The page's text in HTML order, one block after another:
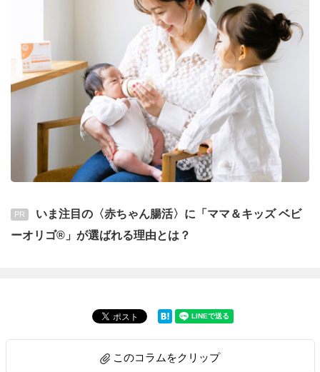
PR
いま注目の〈赤ちゃん腸活〉に「ママ＆キッズ ベビ
ーオリゴ®」が選ばれる理由とは？
このコラムをクリップ